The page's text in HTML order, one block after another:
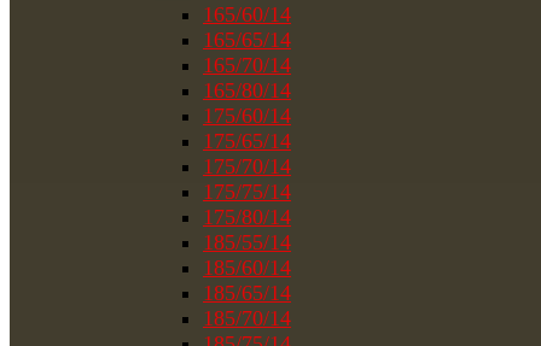
165/60/14
165/65/14
165/70/14
165/80/14
175/60/14
175/65/14
175/70/14
175/75/14
175/80/14
185/55/14
185/60/14
185/65/14
185/70/14